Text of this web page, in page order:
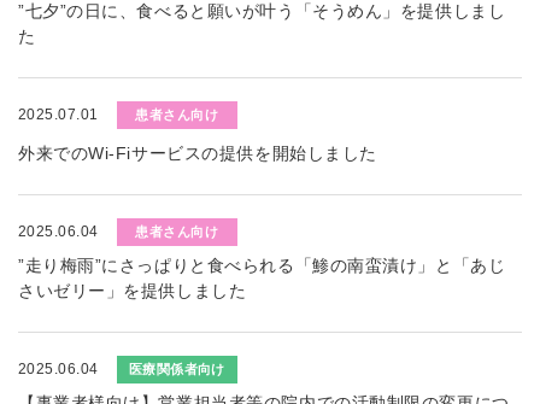
”七夕”の日に、食べると願いが叶う「そうめん」を提供しまし
た
2025.07.01 患者さん向け
外来でのWi-Fiサービスの提供を開始しました
2025.06.04 患者さん向け
”走り梅雨”にさっぱりと食べられる「鯵の南蛮漬け」と「あじ
さいゼリー」を提供しました
2025.06.04 医療関係者向け